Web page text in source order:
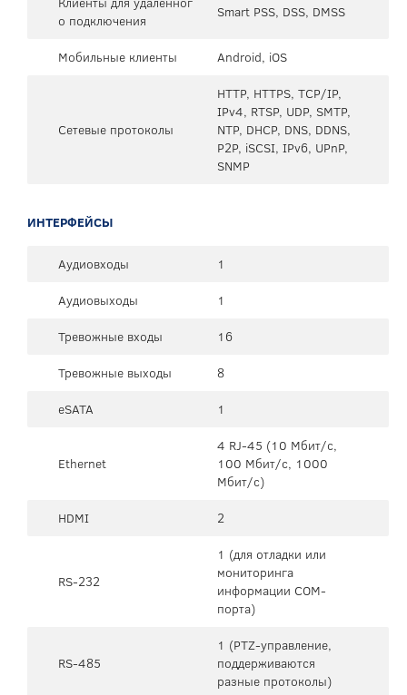
о подключения
Smart PSS, DSS, DMSS
Мобильные клиенты Android, iOS
Сетевые протоколы
HTTP, HTTPS, TCP/IP,
IPv4, RTSP, UDP, SMTP,
NTP, DHCP, DNS, DDNS,
P2P, iSCSI, IPv6, UPnP,
SNMP
ИНТЕРФЕЙСЫ
Аудиовходы
1
Аудиовыходы
1
Тревожные входы
16
Тревожные выходы
8
eSATA
1
Ethernet
4 RJ-45 (10 Мбит/с,
100 Мбит/с, 1000
Мбит/с)
HDMI
2
RS-232
1 (для отладки или
мониторинга
информации COM-
порта)
RS-485
1 (PTZ-управление,
поддерживаются
разные протоколы)